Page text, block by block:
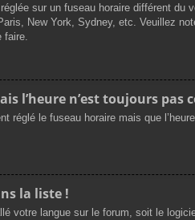
réglée sur un fuseau horaire différent
New York, Sydney, etc. Veuillez
faire.
l’heure n’est toujours pas
réglé le fuseau horaire mais que
la liste !
votre langue sur le forum, soit le